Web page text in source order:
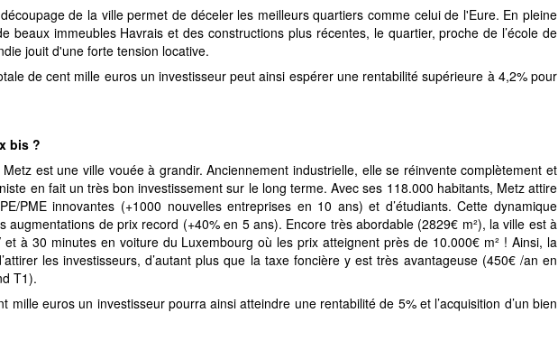
de la ville permet de déceler les meilleurs quartiers comme celui de l'Eure. En pleine
beaux immeubles Havrais et des constructions plus récentes, le quartier, proche de l’école de
jouit d'une forte tension locative.
de cent mille euros un investisseur peut ainsi espérer une rentabilité supérieure à 4,2% pour
bis ?
est une ville vouée à grandir. Anciennement industrielle, elle se réinvente complètement et
en fait un très bon investissement sur le long terme. Avec ses 118.000 habitants, Metz attire
PME innovantes (+1000 nouvelles entreprises en 10 ans) et d’étudiants. Cette dynamique
augmentations de prix record (+40% en 5 ans). Encore très abordable (2829€ m²), la ville est à
et à 30 minutes en voiture du Luxembourg où les prix atteignent près de 10.000€ m² ! Ainsi, la
les investisseurs, d’autant plus que la taxe foncière y est très avantageuse (450€ /an en
T1).
mille euros un investisseur pourra ainsi atteindre une rentabilité de 5% et l’acquisition d’un bien